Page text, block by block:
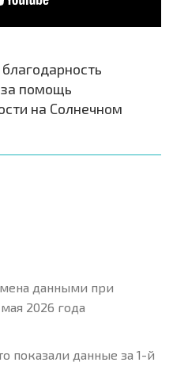
помощь
на Солнечном
данными при
2026 года
показали данные за 1-й